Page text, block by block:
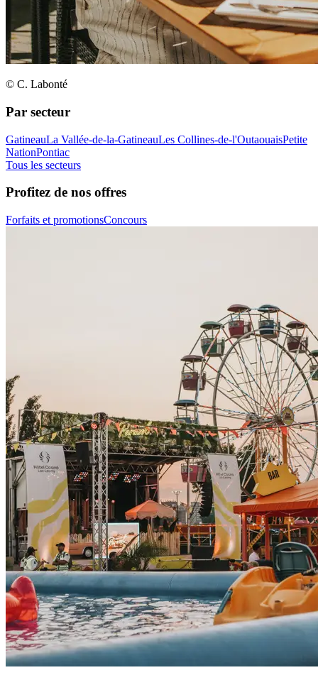
© C. Labonté
Par secteur
GatineauLa Vallée-de-la-GatineauLes Collines-de-l'OutaouaisPetite
NationPontiac
Tous les secteurs
Profitez de nos offres
Forfaits et promotionsConcours